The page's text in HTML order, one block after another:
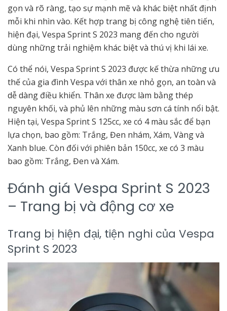
gọn và rõ ràng, tạo sự mạnh mẽ và khác biệt nhất định
mỗi khi nhìn vào. Kết hợp trang bị công nghệ tiên tiến,
hiện đại, Vespa Sprint S 2023 mang đến cho người
dùng những trải nghiệm khác biệt và thú vị khi lái xe.
Có thể nói, Vespa Sprint S 2023 được kế thừa những ưu
thế của gia đình Vespa với thân xe nhỏ gọn, an toàn và
dễ dàng điều khiển. Thân xe được làm bằng thép
nguyên khối, và phủ lên những màu sơn cá tính nổi bật.
Hiện tại, Vespa Sprint S 125cc, xe có 4 màu sắc để bạn
lựa chọn, bao gồm: Trắng, Đen nhám, Xám, Vàng và
Xanh blue. Còn đối với phiên bản 150cc, xe có 3 màu
bao gồm: Trắng, Đen và Xám.
Đánh giá Vespa Sprint S 2023
– Trang bị và động cơ xe
Trang bị hiện đại, tiện nghi của Vespa
Sprint S 2023